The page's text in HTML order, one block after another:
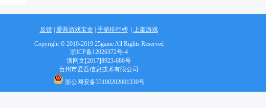
反馈| 爱吾游戏宝盒 手游排行榜| 上架游戏
Copyright © 2010-2019 25game All Rights Reserved
浙ICP备12026372号-4
浙网文[2017]8923-686号
台州市爱吾信息技术有限公司
浙公网安备33100202001330号